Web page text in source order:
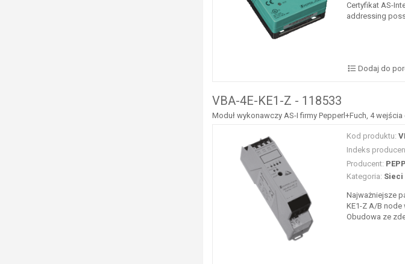
Certyfikat AS-
addressing
Dodaj do
VBA-4E-KE1-Z - 118533
Moduł wykonawczy AS-I firmy Pepperl+Fuch, 4
Kod produktu:
Indeks
Producent:
Kategoria: Sieci
Najważniejsze
KE1-Z A/B
Obudowa ze